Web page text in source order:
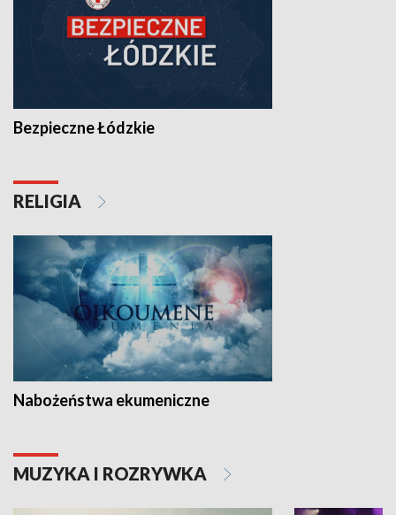
Bezpieczne Łódzkie
RELIGIA
Nabożeństwa ekumeniczne
MUZYKA I ROZRYWKA